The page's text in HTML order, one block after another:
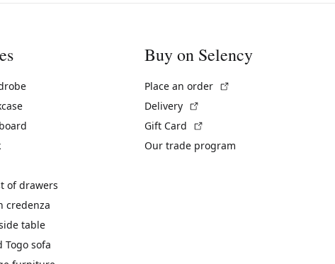
of drawers
credenza
table
Togo sofa
Buy on Selency
Place an order
Delivery
Gift Card
Our trade program